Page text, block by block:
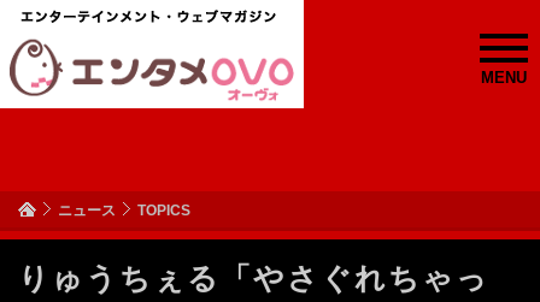
MENU
ニュース TOPICS
りゅうちぇる「やさぐれちゃっ